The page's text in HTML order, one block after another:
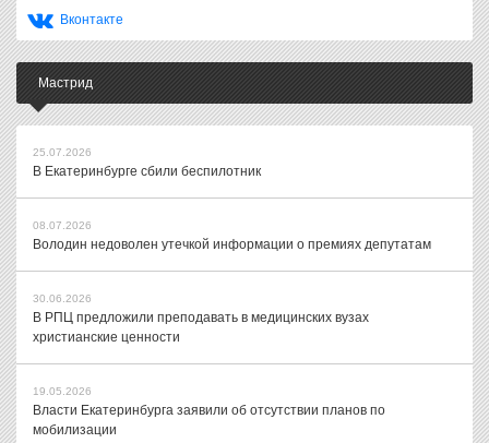
Вконтакте
Мастрид
25.07.2026
В Екатеринбурге сбили беспилотник
08.07.2026
Володин недоволен утечкой информации о премиях депутатам
30.06.2026
В РПЦ предложили преподавать в медицинских вузах
христианские ценности
19.05.2026
Власти Екатеринбурга заявили об отсутствии планов по
мобилизации